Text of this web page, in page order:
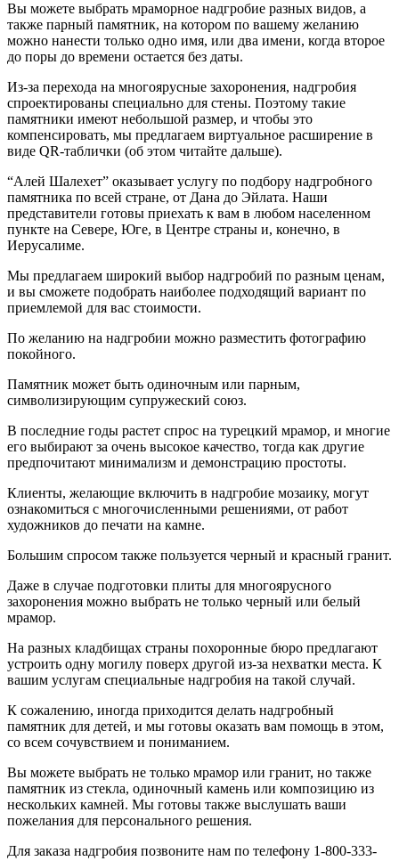
Вы можете выбрать мраморное надгробие разных видов, а
также парный памятник, на котором по вашему желанию
можно нанести только одно имя, или два имени, когда второе
до поры до времени остается без даты.
Из-за перехода на многоярусные захоронения, надгробия
спроектированы специально для стены. Поэтому такие
памятники имеют небольшой размер, и чтобы это
компенсировать, мы предлагаем виртуальное расширение в
виде QR-таблички (об этом читайте дальше).
“Алей Шалехет” оказывает услугу по подбору надгробного
памятника по всей стране, от Дана до Эйлата. Наши
представители готовы приехать к вам в любом населенном
пункте на Севере, Юге, в Центре страны и, конечно, в
Иерусалиме.
Мы предлагаем широкий выбор надгробий по разным ценам,
и вы сможете подобрать наиболее подходящий вариант по
приемлемой для вас стоимости.
По желанию на надгробии можно разместить фотографию
покойного.
Памятник может быть одиночным или парным,
символизирующим супружеский союз.
В последние годы растет спрос на турецкий мрамор, и многие
его выбирают за очень высокое качество, тогда как другие
предпочитают минимализм и демонстрацию простоты.
Клиенты, желающие включить в надгробие мозаику, могут
ознакомиться с многочисленными решениями, от работ
художников до печати на камне.
Большим спросом также пользуется черный и красный гранит.
Даже в случае подготовки плиты для многоярусного
захоронения можно выбрать не только черный или белый
мрамор.
На разных кладбищах страны похоронные бюро предлагают
устроить одну могилу поверх другой из-за нехватки места. К
вашим услугам специальные надгробия на такой случай.
К сожалению, иногда приходится делать надгробный
памятник для детей, и мы готовы оказать вам помощь в этом,
со всем сочувствием и пониманием.
Вы можете выбрать не только мрамор или гранит, но также
памятник из стекла, одиночный камень или композицию из
нескольких камней. Мы готовы также выслушать ваши
пожелания для персонального решения.
Для заказа надгробия позвоните нам по телефону 1-800-333-